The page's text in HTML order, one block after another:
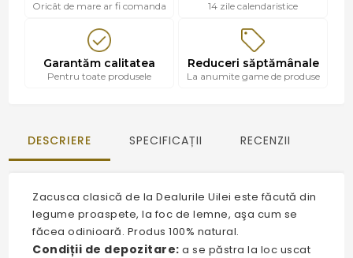
Oricât de mare ar fi comanda 14 zile calendaristice
Garantăm calitatea
Pentru toate produsele
Reduceri săptămânale
La anumite game de produse
DESCRIERE SPECIFICAȚII RECENZII
Zacusca clasică de la Dealurile Uilei este făcută din
legume proaspete, la foc de lemne, aşa cum se
făcea odinioară. Produs 100% natural.
Condiții de depozitare: a se păstra la loc uscat